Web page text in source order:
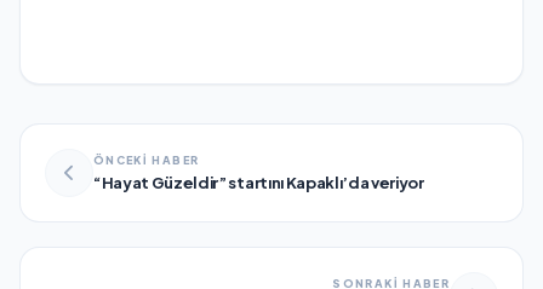
ÖNCEKİ HABER
“Hayat Güzeldir” startını Kapaklı’da veriyor
SONRAKİ HABER